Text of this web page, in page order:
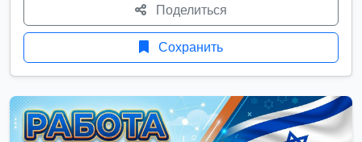
Поделиться
Сохранить